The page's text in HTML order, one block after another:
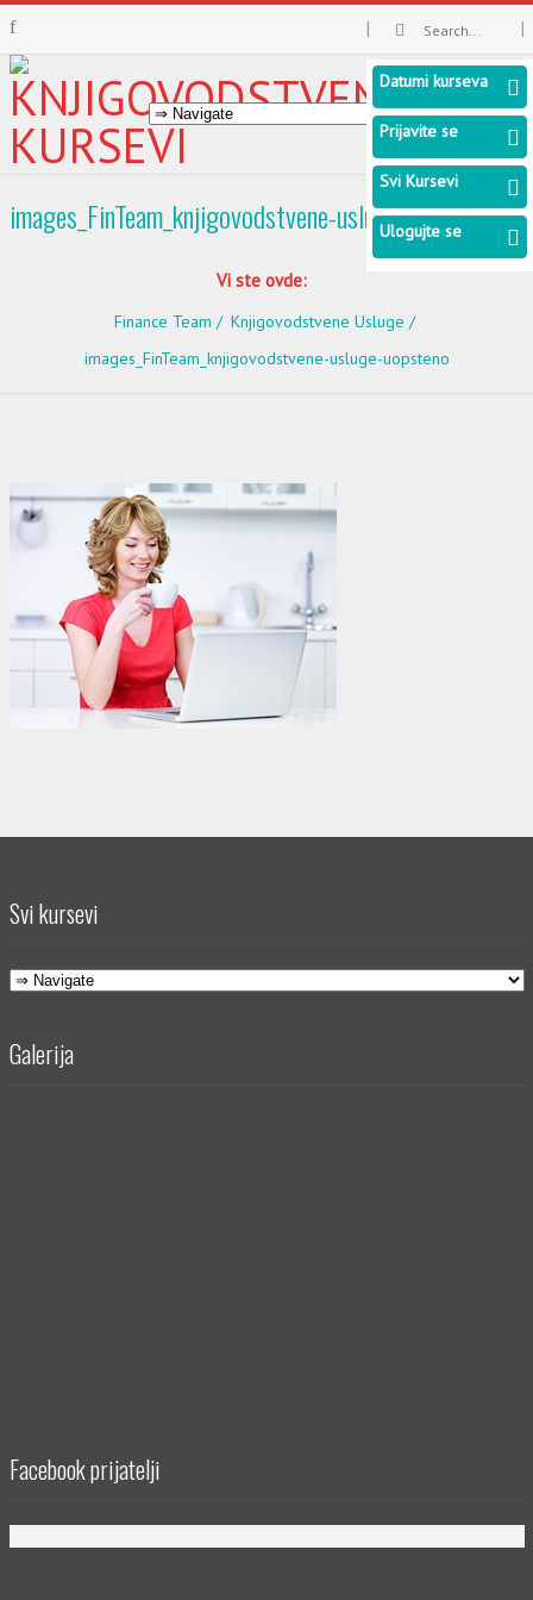
images_FinTeam_knjigovodstvene-usluge-uopsteno
Vi ste ovde:
Finance Team
Knjigovodstvene Usluge
images_FinTeam_knjigovodstvene-usluge-uopsteno
Svi kursevi
Galerija
Facebook prijatelji
Datumi kurseva
Prijavite se
Svi Kursevi
Ulogujte se